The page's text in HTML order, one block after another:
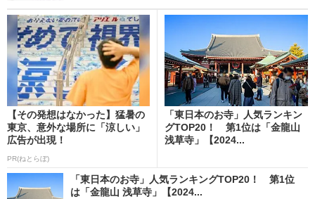
【その発想はなかった】猛暑の
東京、意外な場所に「涼しい」
広告が出現！
PR(ねとらぼ)
「東日本のお寺」人気ランキン
グTOP20！ 第1位は「金龍山
浅草寺」【2024...
「東日本のお寺」人気ランキングTOP20！ 第1位
は「金龍山 浅草寺」【2024...